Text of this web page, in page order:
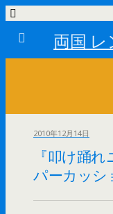
2010年12月14日
『叩け踊れ
パーカッシ